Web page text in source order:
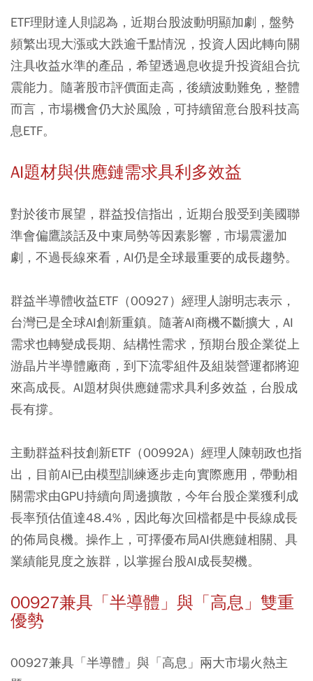
ETF理財達人則認為，近期台股波動明顯加劇，盤勢
頻繁出現大漲或大跌逾千點情況，投資人因此轉向關
注具收益水準的產品，希望透過息收提升投資組合抗
震能力。隨著股市評價面走高，後續波動難免，整體
而言，市場機會仍大於風險，可持續留意台股科技高
息ETF。
AI題材與供應鏈需求具利多效益
對於後市展望，群益投信指出，近期台股受到美國聯
準會偏鷹談話及中東局勢等因素影響，市場震盪加
劇，不過長線來看，AI仍是全球最重要的成長趨勢。
群益半導體收益ETF（00927）經理人謝明志表示，
台灣已是全球AI創新重鎮。隨著AI商機不斷擴大，AI
需求也轉變成長期、結構性需求，預期台股企業從上
游晶片半導體廠商，到下流零組件及組裝營運都將迎
來高成長。AI題材與供應鏈需求具利多效益，台股成
長有撐。
主動群益科技創新ETF（00992A）經理人陳朝政也指
出，目前AI已由模型訓練逐步走向實際應用，帶動相
關需求由GPU持續向周邊擴散，今年台股企業獲利成
長率預估值達48.4%，因此每次回檔都是中長線成長
的佈局良機。操作上，可擇優布局AI供應鏈相關、具
業績能見度之族群，以掌握台股AI成長契機。
00927兼具「半導體」與「高息」雙重
優勢
00927兼具「半導體」與「高息」兩大市場火熱主